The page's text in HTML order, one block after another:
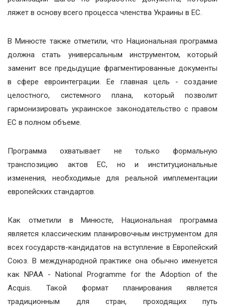
ляжет в основу всего процесса членства Украины в ЕС.
В Минюсте также отметили, что Национальная программа
должна стать универсальным инструментом, который
заменит все предыдущие фрагментированные документы
в сфере евроинтеграции. Ее главная цель - создание
целостного, системного плана, который позволит
гармонизировать украинское законодательство с правом
ЕС в полном объеме.
Программа охватывает не только формальную
транспозицию актов ЕС, но и институциональные
изменения, необходимые для реальной имплементации
европейских стандартов.
Как отметили в Минюсте, Национальная программа
является классическим планировочным инструментом для
всех государств-кандидатов на вступление в Европейский
Союз. В международной практике она обычно именуется
как NPAA - National Programme for the Adoption of the
Acquis. Такой формат планирования является
традиционным для стран, проходящих путь